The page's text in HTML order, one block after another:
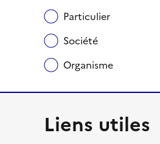
Particulier
Société
Organisme
Liens utiles